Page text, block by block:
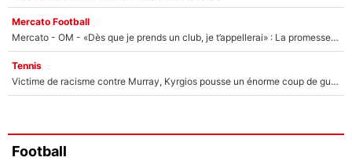
Mercato Football
Mercato - OM - «Dès que je prends un club, je t’appellerai» : La promesse de Marcelino au moment de claquer la porte
Tennis
Victime de racisme contre Murray, Kyrgios pousse un énorme coup de gueule !
Football